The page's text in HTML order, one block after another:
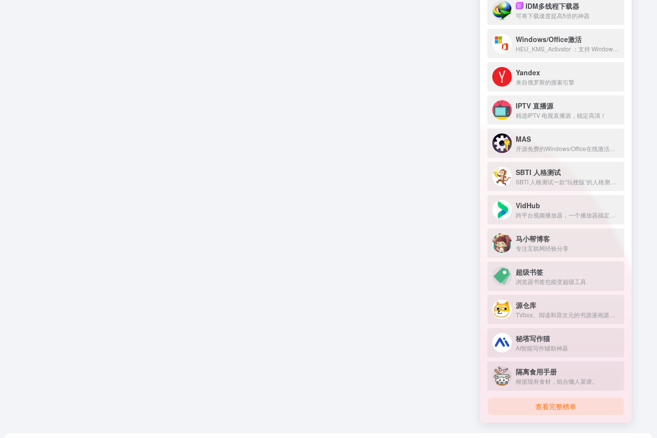
新 IDM多线程下载器
可将下载速度提高5倍的神器
Windows/Office激活
Yandex
来自俄罗斯的搜索引擎
IPTV 直播源
精选IPTV 电视直播源，稳定高清！
MAS
SBTI 人格测试
VidHub
马小帮博客
专注互联网经验分享
超级书签
浏览器书签也能变超级工具
源仓库
秘塔写作猫
AI智能写作辅助神器
隔离食用手册
根据现有食材，组合懒人菜谱。
查看完整榜单